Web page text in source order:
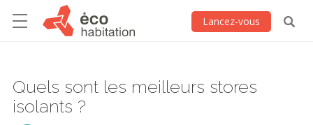
Lancez-vous
Quels sont les meilleurs stores
isolants ?